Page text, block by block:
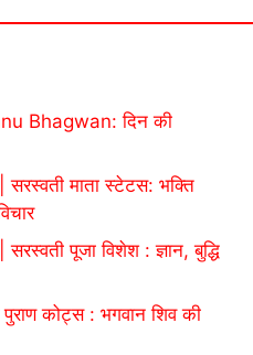
Bhagwan: दिन की
माता स्टेटस: भक्ति
पूजा विशेश : ज्ञान, बुद्धि
कोट्स : भगवान शिव की